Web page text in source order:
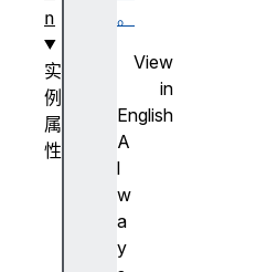
。
View
in
English
A
l
w
a
y
n
实
例
属
性